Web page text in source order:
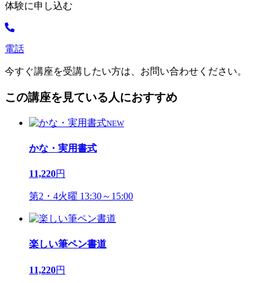
体験に申し込む
電話
今すぐ講座を受講したい方は、お問い合わせください。
この講座を見ている人におすすめ
NEW
かな・実用書式
11,220円
第2・4火曜 13:30～15:00
楽しい筆ペン書道
11,220円